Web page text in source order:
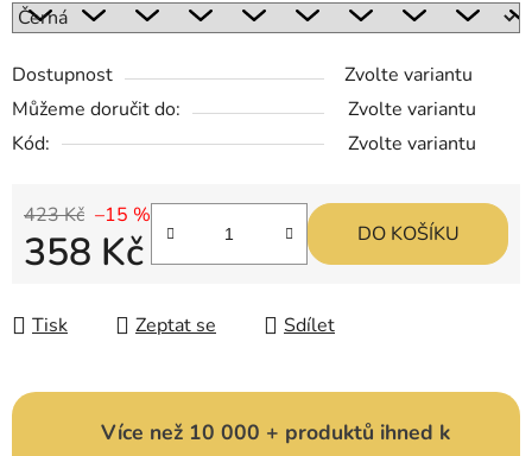
Dostupnost
Zvolte variantu
Můžeme doručit do:
Zvolte variantu
Kód:
Zvolte variantu
423 Kč –15 %
358 Kč DO KOŠÍKU
Tisk Zeptat se Sdílet
Více než 10 000 + produktů ihned k